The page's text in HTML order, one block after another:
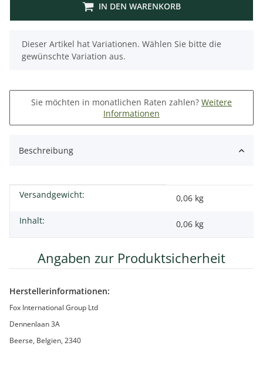
IN DEN WARENKORB
x
Dieser Artikel hat Variationen. Wählen Sie bitte die
gewünschte Variation aus.
Sie möchten in monatlichen Raten zahlen? Weitere
Informationen
Beschreibung
Produkteigenschaft
Wert
Versandgewicht:
0,06 kg
Inhalt:
0,06 kg
Angaben zur Produktsicherheit
Herstellerinformationen:
Fox International Group Ltd
Dennenlaan 3A
Beerse, Belgien, 2340